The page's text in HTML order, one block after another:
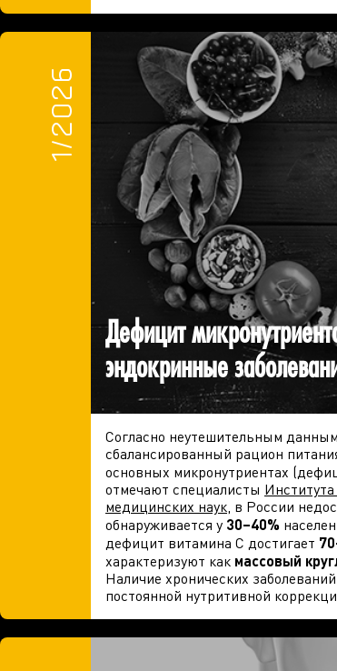
1/2026
Дефицит
эндокринные
Согласно неутешительным
сбалансированный рацион
основных микронутриентах
отмечают специалисты
медицинских наук, в России
обнаруживается у 30–40%
дефицит витамина C достигает
характеризуют как массовый
Наличие хронических
постоянной нутритивной